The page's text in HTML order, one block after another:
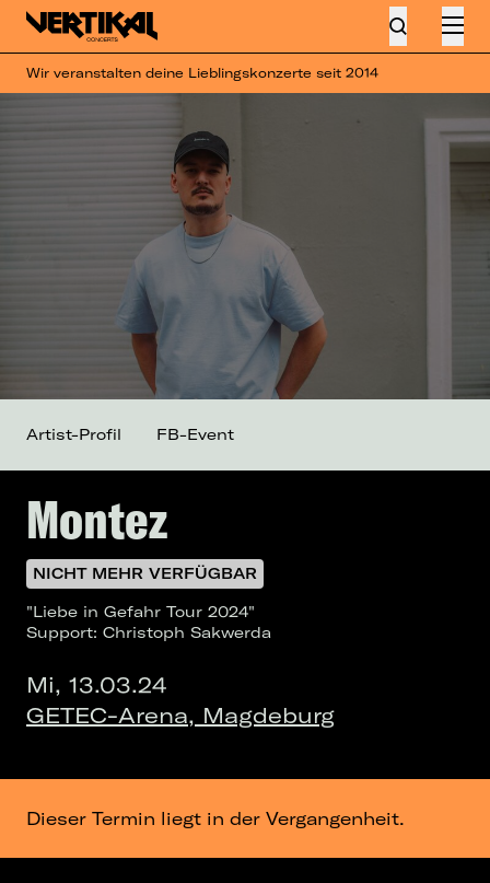
Wir veranstalten deine Lieblingskonzerte seit 2014
Montez
NICHT MEHR VERFÜGBAR
"Liebe in Gefahr Tour 2024"
Support: Christoph Sakwerda
Mi, 13.03.24
GETEC-Arena, Magdeburg
Artist-Profil FB-Event
Dieser Termin liegt in der Vergangenheit.